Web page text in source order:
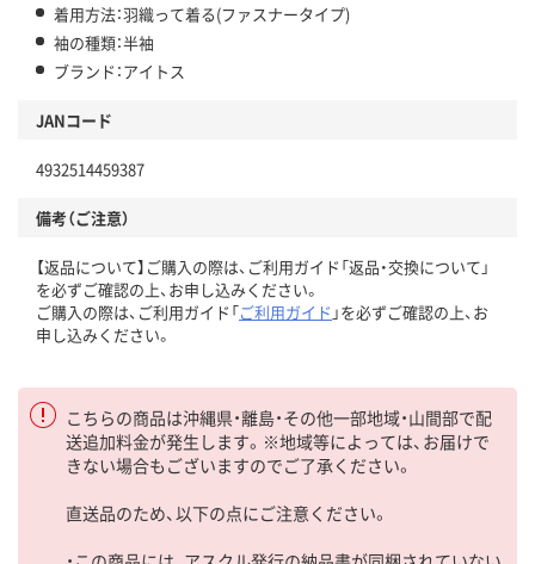
着用方法：羽織って着る(ファスナータイプ)
袖の種類：半袖
ブランド：アイトス
JANコード
4932514459387
備考（ご注意）
【返品について】ご購入の際は、ご利用ガイド「返品・交換について」
を必ずご確認の上、お申し込みください。
ご購入の際は、ご利用ガイド「ご利用ガイド 」を必ずご確認の上、お
申し込みください。
こちらの商品は沖縄県・離島・その他一部地域・山間部で配
送追加料金が発生します。※地域等によっては、お届けで
きない場合もございますのでご了承ください。
直送品のため、以下の点にご注意ください。